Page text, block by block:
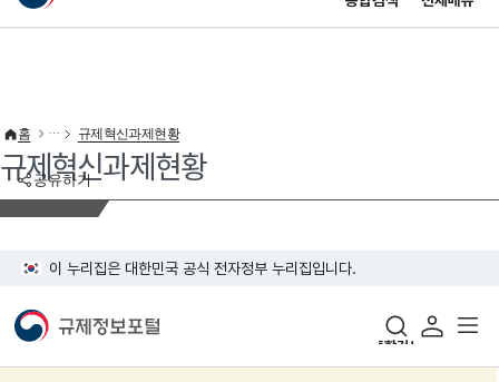
이 누리집은 대한민국 공식 전자정부 누리집입니다.
공유하기
홈 규제혁신과제현황
규제혁신과제현황